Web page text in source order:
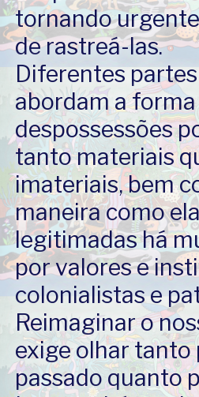
tornando
de rastreá-las.
Diferentes
abordam a
despossessões
tanto materiais
imateriais, bem
maneira como
legitimadas há
por valores e
colonialistas e
Reimaginar o
exige olhar tanto
passado quanto